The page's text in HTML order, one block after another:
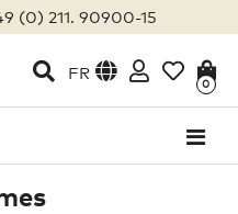
(0) 211. 90900-15
FR
0